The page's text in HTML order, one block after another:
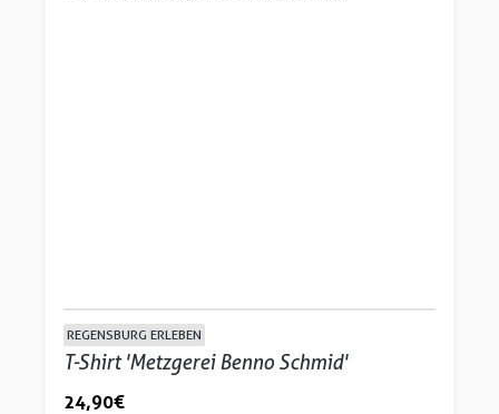
REGENSBURG ERLEBEN
T-Shirt 'Metzgerei Benno Schmid'
24,90 €